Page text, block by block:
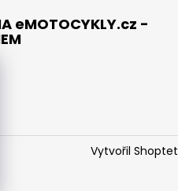
eMOTOCYKLY.cz -
Vytvořil Shoptet